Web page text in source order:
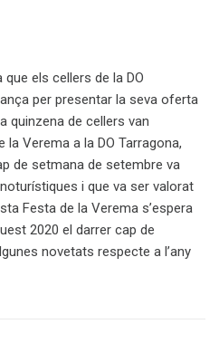
els cellers de la DO
per presentar la seva oferta
quinzena de cellers van
Verema a la DO Tarragona,
de setmana de setembre va
i que va ser valorat
Festa de la Verema s’espera
2020 el darrer cap de
novetats respecte a l’any